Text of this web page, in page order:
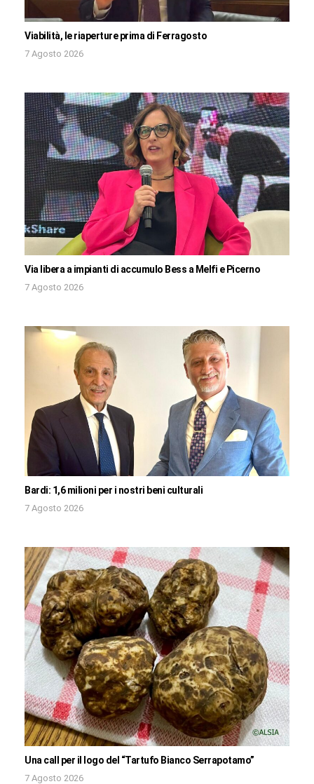
Viabilità, le riaperture prima di Ferragosto
7 Agosto 2026
Via libera a impianti di accumulo Bess a Melfi e Picerno
7 Agosto 2026
Bardi: 1,6 milioni per i nostri beni culturali
7 Agosto 2026
Una call per il logo del “Tartufo Bianco Serrapotamo”
7 Agosto 2026